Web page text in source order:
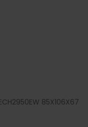
85X106X67